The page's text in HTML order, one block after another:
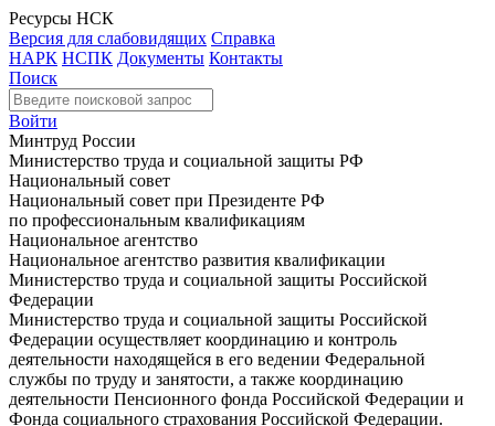
Ресурсы НСК
Версия для слабовидящих Справка
НАРК НСПК Документы Контакты
Поиск
Войти
Минтруд России
Министерство труда и социальной защиты РФ
Национальный совет
Национальный совет при Президенте РФ
по профессиональным квалификациям
Национальное агентство
Национальное агентство развития квалификации
Министерство труда и социальной защиты Российской
Федерации
Министерство труда и социальной защиты Российской
Федерации осуществляет координацию и контроль
деятельности находящейся в его ведении Федеральной
службы по труду и занятости, а также координацию
деятельности Пенсионного фонда Российской Федерации и
Фонда социального страхования Российской Федерации.